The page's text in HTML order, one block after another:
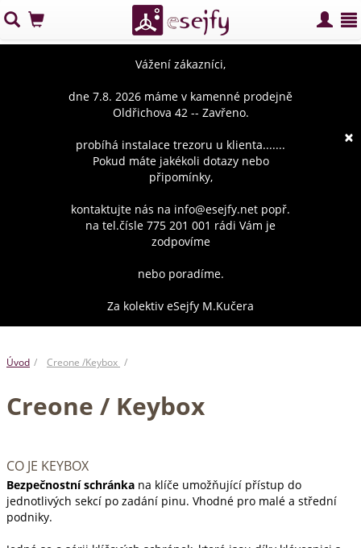
×
Vážení zákazníci,
dne 7.8. 2026 máme v kamenné prodejně
Oldřichova 42 -- Zavřeno.
probíhá instalace trezoru u klienta.......
Pokud máte jakékoli dotazy nebo
připomínky,
kontaktujte nás na info@esejfy.net popř.
na tel.čísle 775 201 001 rádi Vám je
zodpovíme
nebo poradíme.
Za kolektiv eSejfy M.Kučera
Úvod Creone /Keybox
Creone / Keybox
CO JE KEYBOX
Bezpečnostní schránka na klíče umožňující přístup do
jednotlivých sekcí po zadání pinu. Vhodné pro malé a střední
podniky.